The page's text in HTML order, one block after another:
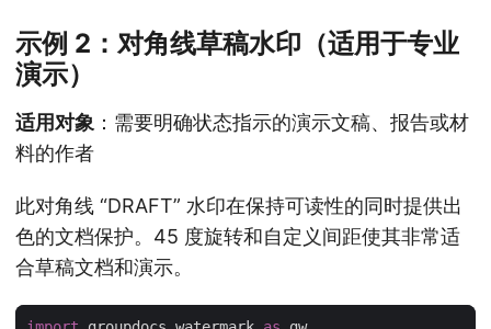
示例 2：对角线草稿水印（适用于专业
演示）
适用对象 ：需要明确状态指示的演示文稿、报告或材
料的作者
此对角线 “DRAFT” 水印在保持可读性的同时提供出
色的文档保护。45 度旋转和自定义间距使其非常适
合草稿文档和演示。